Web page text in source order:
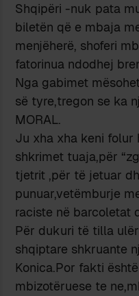
Shqipëri -nuk pata
biletën që e mbaja
menjëherë, shoferi
fatorinua ndodhej
Nga gabimet
së tyre,tregon se ka
MORAL.
Ju xha xha keni folur
shkrimet tuaja,për
tjetrit ,për të jetuar
punuar,vetëmburje
raciste në barcoletat
Për dukuri të tilla
shqiptare shkruante
Konica.Por fakti
mbizotëruese te